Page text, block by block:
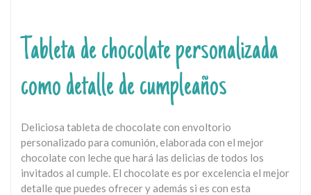
Tableta de chocolate personalizada
como detalle de cumpleaños
Deliciosa tableta de chocolate con envoltorio
personalizado para comunión, elaborada con el mejor
chocolate con leche que hará las delicias de todos los
invitados al cumple. El chocolate es por excelencia el mejor
detalle que puedes ofrecer y además si es con esta